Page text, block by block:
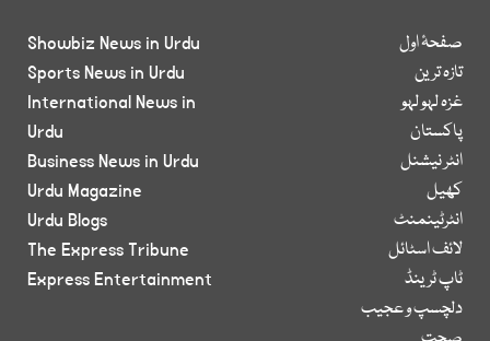
صفحۂ اول
تازہ ترین
غزہ لہو لہو
پاکستان
انٹر نیشنل
کھیل
انٹرٹینمنٹ
لائف اسٹائل
ٹاپ ٹرینڈ
دلچسپ و عجیب
Showbiz News in Urdu
Sports News in Urdu
International News in
Urdu
Business News in Urdu
Urdu Magazine
Urdu Blogs
The Express Tribune
Express Entertainment